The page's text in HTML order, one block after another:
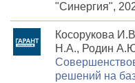
"Синергия",
Косорукова
Н.А., Родин
решений на